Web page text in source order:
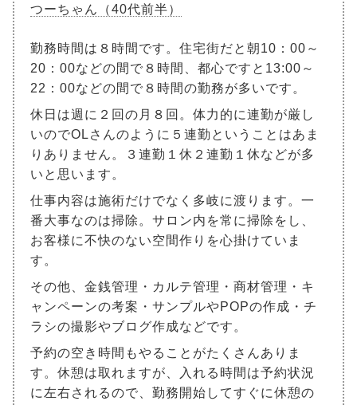
つーちゃん（40代前半）
勤務時間は８時間です。住宅街だと朝10：00～
20：00などの間で８時間、都心ですと13:00～
22：00などの間で８時間の勤務が多いです。
休日は週に２回の月８回。体力的に連勤が厳し
いのでOLさんのように５連勤ということはあま
りありません。３連勤１休２連勤１休などが多
いと思います。
仕事内容は施術だけでなく多岐に渡ります。一
番大事なのは掃除。サロン内を常に掃除をし、
お客様に不快のない空間作りを心掛けていま
す。
その他、金銭管理・カルテ管理・商材管理・キ
ャンペーンの考案・サンプルやPOPの作成・チ
ラシの撮影やブログ作成などです。
予約の空き時間もやることがたくさんありま
す。休憩は取れますが、入れる時間は予約状況
に左右されるので、勤務開始してすぐに休憩の